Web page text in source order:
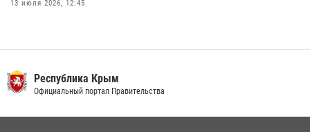
13 июля 2026, 12:45
21 июля 2026, 13:18
Росгвардия в Крыму и Севастополе задержала ряд
правонарушителей
Республика Крым
Официальный портал Правительства